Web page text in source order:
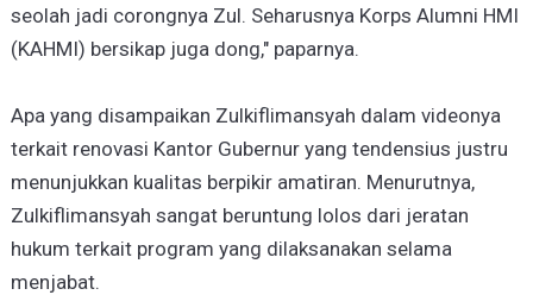
seolah jadi corongnya Zul. Seharusnya Korps Alumni HMI
(KAHMI) bersikap juga dong," paparnya.
Apa yang disampaikan Zulkiflimansyah dalam videonya
terkait renovasi Kantor Gubernur yang tendensius justru
menunjukkan kualitas berpikir amatiran. Menurutnya,
Zulkiflimansyah sangat beruntung lolos dari jeratan
hukum terkait program yang dilaksanakan selama
menjabat.